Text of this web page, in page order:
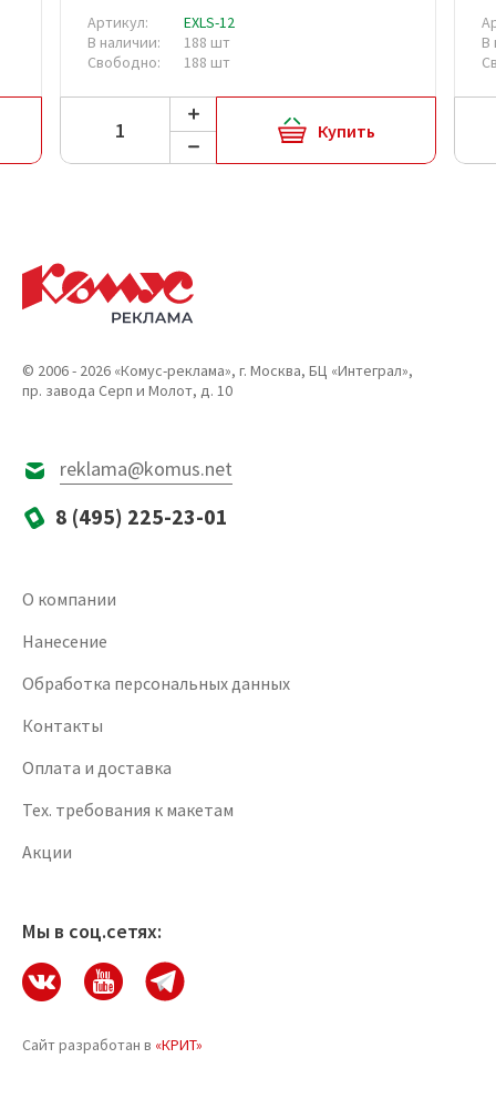
Артикул:
EXLS-12
В наличии:
188 шт
Свободно:
188 шт
Купить
В
© 2006 - 2026 «Комус-реклама», г. Москва, БЦ «Интеграл»,
пр. завода Серп и Молот, д. 10
reklama@komus.net
8 (495) 225-23-01
О компании
Нанесение
Обработка персональных данных
Контакты
Оплата и доставка
Тех. требования к макетам
Акции
Мы в соц.сетях:
Сайт разработан в «КРИТ»